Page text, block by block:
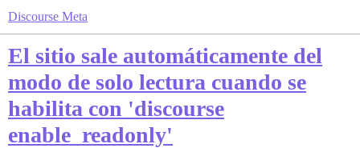
Discourse Meta
El sitio sale automáticamente del
modo de solo lectura cuando se
habilita con 'discourse
enable_readonly'